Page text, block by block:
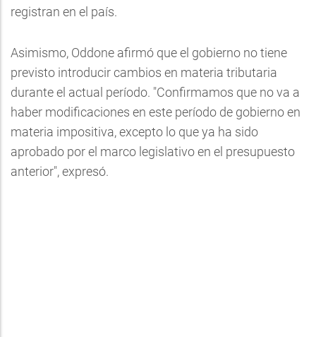
registran en el país.
Asimismo, Oddone afirmó que el gobierno no tiene
previsto introducir cambios en materia tributaria
durante el actual período. "Confirmamos que no va a
haber modificaciones en este período de gobierno en
materia impositiva, excepto lo que ya ha sido
aprobado por el marco legislativo en el presupuesto
anterior", expresó.